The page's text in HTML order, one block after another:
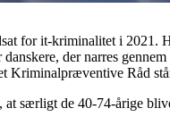
for it-kriminalitet i 2021.
der narres
Kriminalpræventive Råd
særligt de 40-74-årige